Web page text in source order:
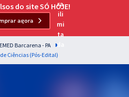
para as principais
do site SÓ HOJE!
agora
Barcarena - PA
Ciências (Pós-Edital)